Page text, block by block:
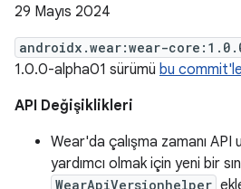
29 Mayıs 2024
androidx.wear:wear-
1.0.0-alpha01 sürümü bu
API Değişiklikleri
Wear'da çalışma zamanı API
yardımcı olmak için yeni bir
WearApiVersionhelper